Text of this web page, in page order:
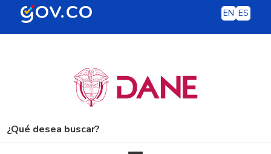
EN ES
¿Qué desea buscar?